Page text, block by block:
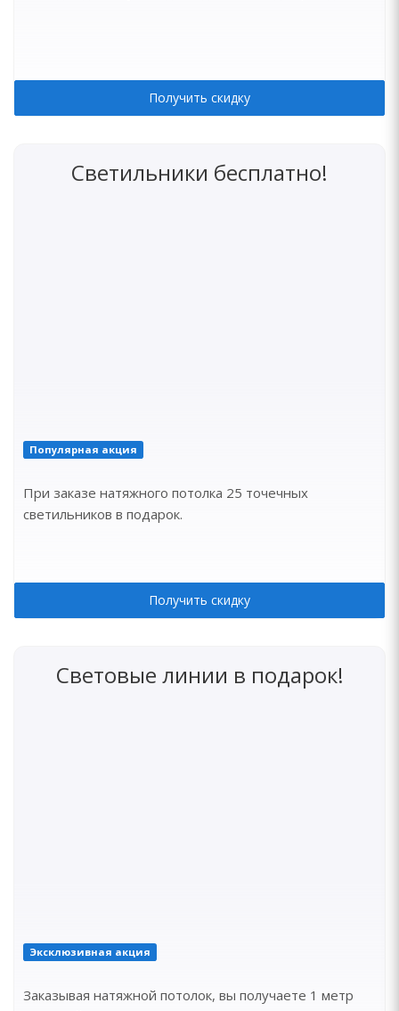
Получить скидку
Светильники бесплатно!
Популярная акция
При заказе натяжного потолка 25 точечных
светильников в подарок.
Получить скидку
Световые линии в подарок!
Эксклюзивная акция
Заказывая натяжной потолок, вы получаете 1 метр